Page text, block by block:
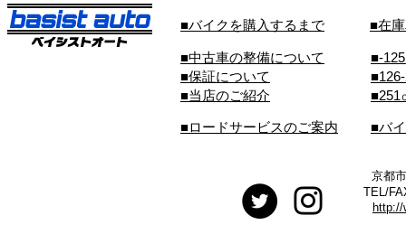
■バイクを購入するまで ■在
■中古車の整備について
■保証について
■当店のご紹介
■-
■251
■ロードサービスのご案内 ■バ
京都
TEL/